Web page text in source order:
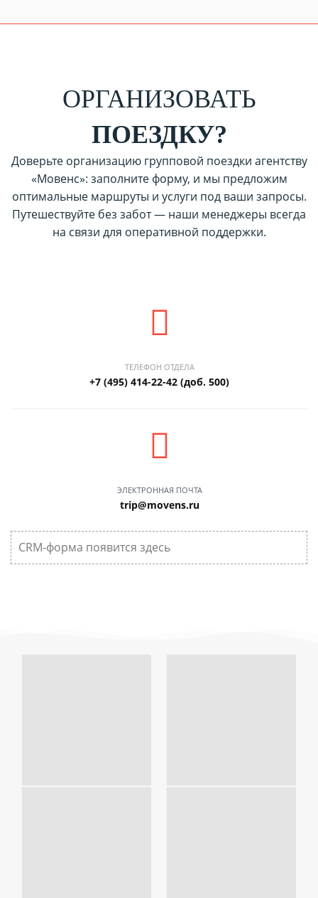
CRM-форма появится здесь
ОРГАНИЗОВАТЬ
ПОЕЗДКУ?
Доверьте организацию групповой поездки агентству
«Мовенс»: заполните форму, и мы предложим
оптимальные маршруты и услуги под ваши запросы.
Путешествуйте без забот — наши менеджеры всегда
на связи для оперативной поддержки.
ТЕЛЕФОН ОТДЕЛА
+7 (495) 414-22-42 (доб. 500)
ЭЛЕКТРОННАЯ ПОЧТА
trip@movens.ru